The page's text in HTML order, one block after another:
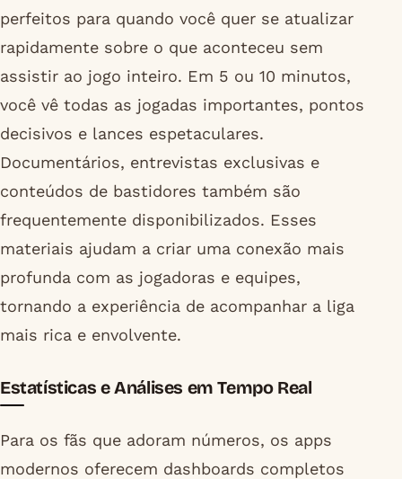
perfeitos para quando você quer se atualizar
rapidamente sobre o que aconteceu sem
assistir ao jogo inteiro. Em 5 ou 10 minutos,
você vê todas as jogadas importantes, pontos
decisivos e lances espetaculares.
Documentários, entrevistas exclusivas e
conteúdos de bastidores também são
frequentemente disponibilizados. Esses
materiais ajudam a criar uma conexão mais
profunda com as jogadoras e equipes,
tornando a experiência de acompanhar a liga
mais rica e envolvente.
Estatísticas e Análises em Tempo Real
Para os fãs que adoram números, os apps
modernos oferecem dashboards completos